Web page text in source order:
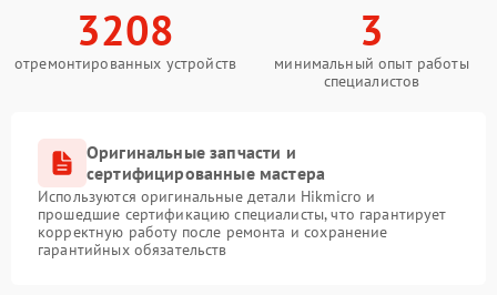
3208
отремонтированных устройств
3
минимальный опыт работы
специалистов
Оригинальные запчасти и
сертифицированные мастера
Используются оригинальные детали Hikmicro и
прошедшие сертификацию специалисты, что гарантирует
корректную работу после ремонта и сохранение
гарантийных обязательств